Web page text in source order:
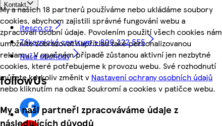
My a našich 18 partnerů používáme nebo ukládáme soubory
cookies, abychom zajistili správné fungování webu a
zpracovali osobní údaje. Povolením použití všech cookies nám
umožníte zobrazovat například také personalizovanou
reklamu. V opačném případě zůstanou aktivní jen nezbytné
cookies, které potřebujeme k provozu webu. Své rozhodnutí
můžete kdykoliv změnit v Nastavení ochrany osobních údajů
nebo kliknutím na odkaz Soukromí a cookies v patičce webu.
My a naši partneři zpracováváme údaje z
následujících důvodů
Kontakt
itesco.cz
Zákaznické centrum - 800 222 555
Naše obchody
followUs